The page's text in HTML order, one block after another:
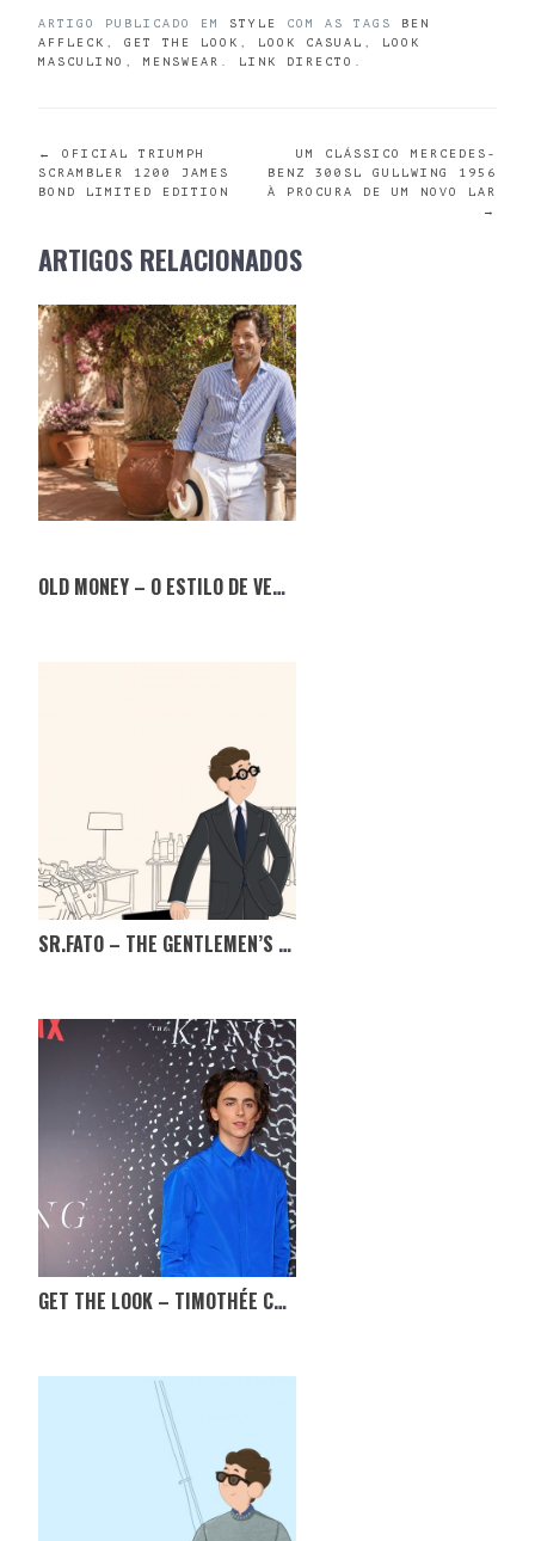
ARTIGO PUBLICADO EM STYLE COM AS TAGS BEN
AFFLECK
GET THE LOOK LOOK CASUAL
LOOK
MASCULINO
MENSWEAR LINK DIRECTO
POST
←
OFICIAL TRIUMPH
SCRAMBLER 1200 JAMES
BOND LIMITED EDITION
UM CLÁSSICO MERCEDES-
BENZ 300SL GULLWING 1956
À PROCURA DE UM NOVO LAR
→
ARTIGOS RELACIONADOS
OLD MONEY – O ESTILO DE VERÃO QUE NUNCA SAI DE MODA
SR.FATO – THE GENTLEMEN’S MARKET, TÊM MESMO DE IR!
GET THE LOOK – TIMOTHÉE CHALAMET